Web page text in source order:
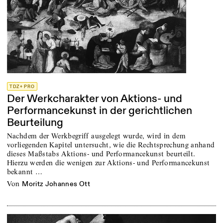
TDZ+ PRO
Der Werkcharakter von Aktions- und
Performancekunst in der gerichtlichen
Beurteilung
Nachdem der Werkbegriff ausgelegt wurde, wird in dem
vorliegenden Kapitel untersucht, wie die Rechtsprechung anhand
dieses Maßstabs Aktions- und Performancekunst beurteilt.
Hierzu werden die wenigen zur Aktions- und Performancekunst
bekannt …
von Moritz Johannes Ott